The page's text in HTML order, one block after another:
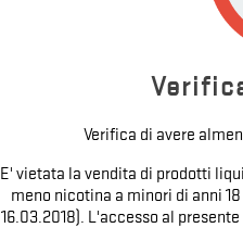
Verifica di avere
E' vietata la vendita di prodotti
meno nicotina a minori di anni
16.03.2018). L'accesso al